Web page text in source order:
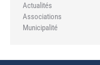
Actualités
Associations
Municipalité